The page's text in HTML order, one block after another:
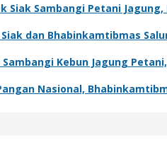
Siak Sambangi Petani
dan Bhabinkamtibmas
Sambangi Kebun Jagung
Nasional,